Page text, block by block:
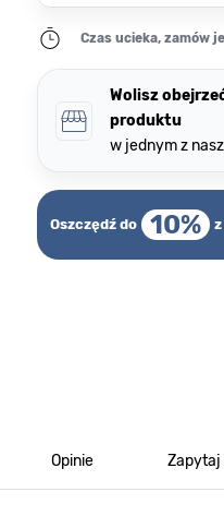
Czas ucieka, zamów
Wolisz
produktu
w jednym z
Oszczędź do 10%
Opinie Zapytaj